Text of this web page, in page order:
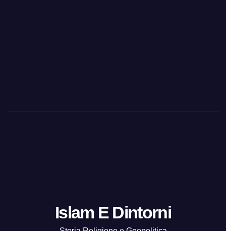
Islam E Dintorni